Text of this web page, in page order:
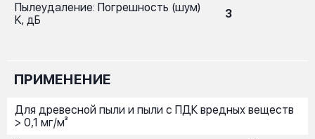
Пылеудаление: Погрешность (шум)
K, дБ
3
ПРИМЕНЕНИЕ
Для древесной пыли и пыли с ПДК вредных веществ
> 0,1 мг/м³